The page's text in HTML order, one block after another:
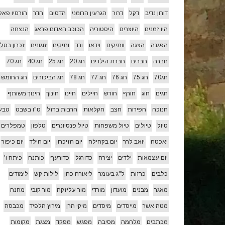
דורון נדיב דקל דרור הגרעין הרומני הדסים הדר הורסיו
היו זמנים היוצרים היסטוריה הכוכב האדום פראג הנצחה
הפגנה הצגה וותיקים וידאו ורד ותיקים זוגונים זכרון
חברה חברים חברת הילדים חג 20 חג 25 חג 40 חג 70
חג70 חג 75 חג 76 חג 77 חג 78 חג הביכורים חג החומש
חגים חוג חורף חורש חיילים חיינו חינוך חינוך משותף
חנוכה חפירות חצב חקלאות חרבות ברזל ט"ו בשבט
טיול טיולים טיול משפחות טיול פנסיונרים טלפון טמפלרים
יאכטה יואב לרר יום בקהילה יום הזיכרון יום הילד יום כיפור
יום עצמאות ילדים יצירה כדורגל כדורעף כותנה כיתה ו'
כלבים כרזות ל"ג בעומר ליאורה כהן לילות קש לימודים
מאגר מבנים מועדון מורדי מור עליזקה מור קובי מחנה
מטה אשר מייסדים מיסדים מיקי הרן מירוץ הלפיד מכבסה
מכתבים מלחמה מסיבה מפגש מפקד מצגת מקומות